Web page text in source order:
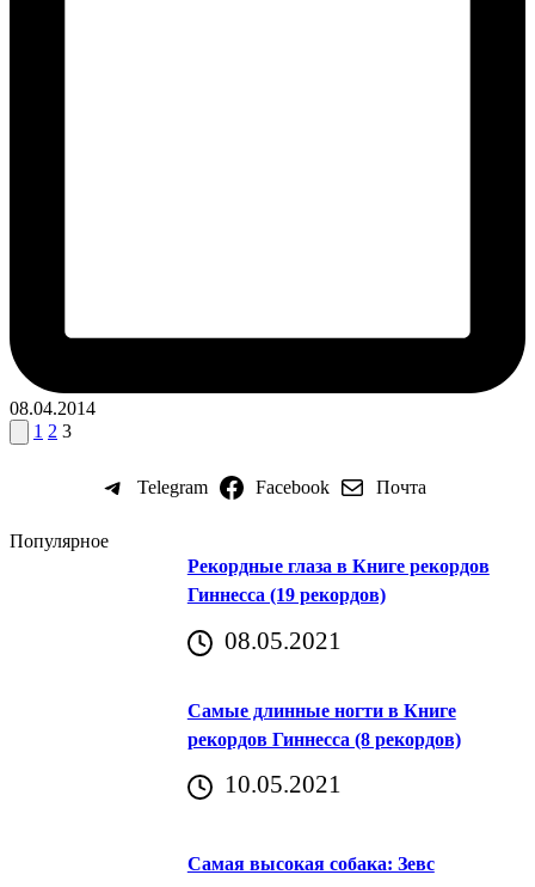
08.04.2014
Пагинация
Пред.
страница
1 2 3
Telegram Facebook Почта
Популярное
Рекордные глаза в Книге рекордов
Гиннесса (19 рекордов)
08.05.2021
Самые длинные ногти в Книге
рекордов Гиннесса (8 рекордов)
10.05.2021
Самая высокая собака: Зевс